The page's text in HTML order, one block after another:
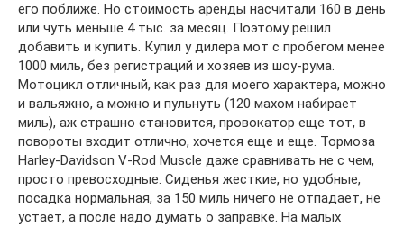
его поближе. Но стоимость аренды насчитали 160 в день
или чуть меньше 4 тыс. за месяц. Поэтому решил
добавить и купить. Купил у дилера мот с пробегом менее
1000 миль, без регистраций и хозяев из шоу-рума.
Мотоцикл отличный, как раз для моего характера, можно
и вальяжно, а можно и пульнуть (120 махом набирает
миль), аж страшно становится, провокатор еще тот, в
повороты входит отлично, хочется еще и еще. Тормоза
Harley-Davidson V-Rod Muscle даже сравнивать не с чем,
просто превосходные. Сиденья жесткие, но удобные,
посадка нормальная, за 150 миль ничего не отпадает, не
устает, а после надо думать о заправке. На малых